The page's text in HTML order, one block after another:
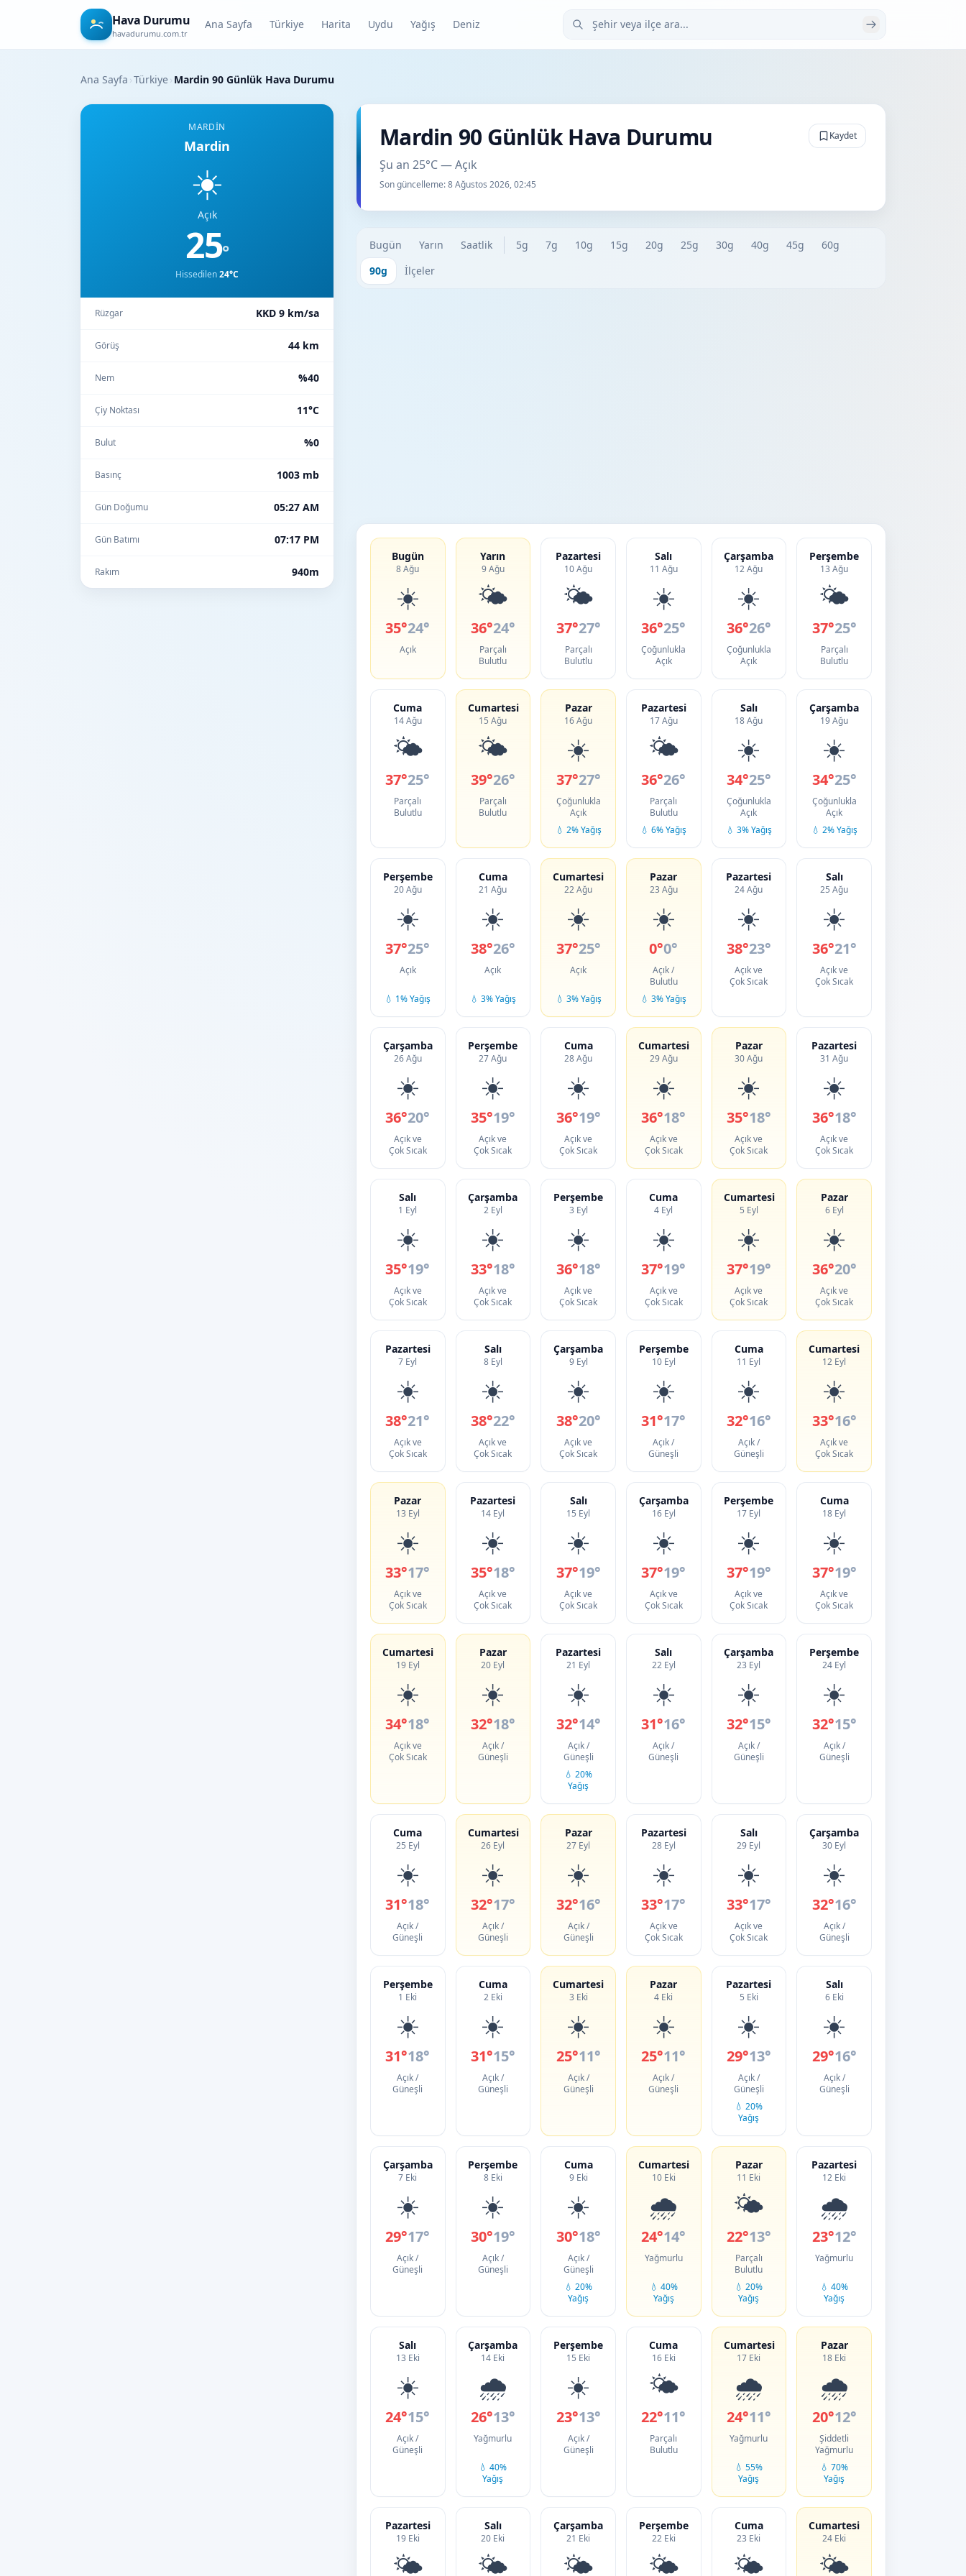
Hava Durumu
havadurumu.com.tr
Ana Sayfa Türkiye Harita Uydu Yağış Deniz Şehir veya ilçe ara
Ana Sayfa ›Türkiye› Mardin 90 Günlük Hava Durumu
MARDIN
Mardin
☀️
Açık
25°
Hissedilen24°C
Rüzgar KKD 9 km/sa
Görüş 44 km
Nem %40
Çiy Noktası 11°C
Bulut %0
Basınç 1003 mb
Gün Doğumu 05:27 AM
Gün Batımı 07:17 PM
Rakım 940m
Mardin 90 Günlük Hava Durumu
Şu an 25°C — Açık
Son güncelleme:8 Ağustos 2026, 02:45
Kaydet
Bugün Yarın Saatlik 5g 7g 10g 15g 20g 25g 30g 40g 45g
60g
90g
İlçeler
Bugün
8 Ağu
☀️
35°24°
Açık
Yarın
9 Ağu
🌤️
36°24°
Parçalı
Bulutlu
Pazartesi
10 Ağu
🌤️
37°27°
Parçalı
Bulutlu
Salı
11 Ağu
☀️
36°25°
Çoğunlukla
Açık
Çarşamba
12 Ağu
☀️
36°26°
Çoğunlukla
Açık
Perşembe
13 Ağu
🌤️
37°25°
Parçalı
Bulutlu
Cuma
14 Ağu
🌤️
37°25°
Parçalı
Bulutlu
Cumartesi
15 Ağu
🌤️
39°26°
Parçalı
Bulutlu
Pazar
16 Ağu
☀️
37°27°
Çoğunlukla
Açık
💧 2% Yağış
Pazartesi
17 Ağu
🌤️
36°26°
Parçalı
Bulutlu
💧 6% Yağış
Salı
18 Ağu
☀️
34°25°
Çoğunlukla
Açık
💧 3% Yağış
Çarşamba
19 Ağu
☀️
34°25°
Çoğunlukla
Açık
💧 2% Yağış
Perşembe
20 Ağu
☀️
37°25°
Açık
💧 1% Yağış
Cuma
21 Ağu
☀️
38°26°
Açık
💧 3% Yağış
Cumartesi
22 Ağu
☀️
37°25°
Açık
💧 3% Yağış
Pazar
23 Ağu
☀️
0°0°
Açık /
Bulutlu
💧 3% Yağış
Pazartesi
24 Ağu
☀️
38°23°
Açık ve
Çok Sıcak
Salı
25 Ağu
☀️
36°21°
Açık ve
Çok Sıcak
Çarşamba
26 Ağu
☀️
36°20°
Açık ve
Çok Sıcak
Perşembe
27 Ağu
☀️
35°19°
Açık ve
Çok Sıcak
Cuma
28 Ağu
☀️
36°19°
Açık ve
Çok Sıcak
Cumartesi
29 Ağu
☀️
36°18°
Açık ve
Çok Sıcak
Pazar
30 Ağu
☀️
35°18°
Açık ve
Çok Sıcak
Pazartesi
31 Ağu
☀️
36°18°
Açık ve
Çok Sıcak
Salı
1 Eyl
☀️
35°19°
Açık ve
Çok Sıcak
Çarşamba
2 Eyl
☀️
33°18°
Açık ve
Çok Sıcak
Perşembe
3 Eyl
☀️
36°18°
Açık ve
Çok Sıcak
Cuma
4 Eyl
☀️
37°19°
Açık ve
Çok Sıcak
Cumartesi
5 Eyl
☀️
37°19°
Açık ve
Çok Sıcak
Pazar
6 Eyl
☀️
36°20°
Açık ve
Çok Sıcak
Pazartesi
7 Eyl
☀️
38°21°
Açık ve
Çok Sıcak
Salı
8 Eyl
☀️
38°22°
Açık ve
Çok Sıcak
Çarşamba
9 Eyl
☀️
38°20°
Açık ve
Çok Sıcak
Perşembe
10 Eyl
☀️
31°17°
Açık /
Güneşli
Cuma
11 Eyl
☀️
32°16°
Açık /
Güneşli
Cumartesi
12 Eyl
☀️
33°16°
Açık ve
Çok Sıcak
Pazar
13 Eyl
☀️
33°17°
Açık ve
Çok Sıcak
Pazartesi
14 Eyl
☀️
35°18°
Açık ve
Çok Sıcak
Salı
15 Eyl
☀️
37°19°
Açık ve
Çok Sıcak
Çarşamba
16 Eyl
☀️
37°19°
Açık ve
Çok Sıcak
Perşembe
17 Eyl
☀️
37°19°
Açık ve
Çok Sıcak
Cuma
18 Eyl
☀️
37°19°
Açık ve
Çok Sıcak
Cumartesi
19 Eyl
☀️
34°18°
Açık ve
Çok Sıcak
Pazar
20 Eyl
☀️
32°18°
Açık /
Güneşli
Pazartesi
21 Eyl
☀️
32°14°
Açık /
Güneşli
💧 20%
Yağış
Salı
22 Eyl
☀️
31°16°
Açık /
Güneşli
Çarşamba
23 Eyl
☀️
32°15°
Açık /
Güneşli
Perşembe
24 Eyl
☀️
32°15°
Açık /
Güneşli
Cuma
25 Eyl
☀️
31°18°
Açık /
Güneşli
Cumartesi
26 Eyl
☀️
32°17°
Açık /
Güneşli
Pazar
27 Eyl
☀️
32°16°
Açık /
Güneşli
Pazartesi
28 Eyl
☀️
33°17°
Açık ve
Çok Sıcak
Salı
29 Eyl
☀️
33°17°
Açık ve
Çok Sıcak
Çarşamba
30 Eyl
☀️
32°16°
Açık /
Güneşli
Perşembe
1 Eki
☀️
31°18°
Açık /
Güneşli
Cuma
2 Eki
☀️
31°15°
Açık /
Güneşli
Cumartesi
3 Eki
☀️
25°11°
Açık /
Güneşli
Pazar
4 Eki
☀️
25°11°
Açık /
Güneşli
Pazartesi
5 Eki
☀️
29°13°
Açık /
Güneşli
💧 20%
Yağış
Salı
6 Eki
☀️
29°16°
Açık /
Güneşli
Çarşamba
7 Eki
☀️
29°17°
Açık /
Güneşli
Perşembe
8 Eki
☀️
30°19°
Açık /
Güneşli
Cuma
9 Eki
☀️
30°18°
Açık /
Güneşli
💧 20%
Yağış
Cumartesi
10 Eki
🌧️
24°14°
Yağmurlu
💧 40%
Yağış
Pazar
11 Eki
🌤️
22°13°
Parçalı
Bulutlu
💧 20%
Yağış
Pazartesi
12 Eki
🌧️
23°12°
Yağmurlu
💧 40%
Yağış
Salı
13 Eki
☀️
24°15°
Açık /
Güneşli
Çarşamba
14 Eki
🌧️
26°13°
Yağmurlu
💧 40%
Yağış
Perşembe
15 Eki
☀️
23°13°
Açık /
Güneşli
Cuma
16 Eki
🌤️
22°11°
Parçalı
Bulutlu
Cumartesi
17 Eki
🌧️
24°11°
Yağmurlu
💧 55%
Yağış
Pazar
18 Eki
🌧️
20°12°
Şiddetli
Yağmurlu
💧 70%
Yağış
Pazartesi
19 Eki
🌤️
Salı
20 Eki
🌤️
Çarşamba
21 Eki
🌤️
Perşembe
22 Eki
🌤️
Cuma
23 Eki
🌤️
Cumartesi
24 Eki
🌤️